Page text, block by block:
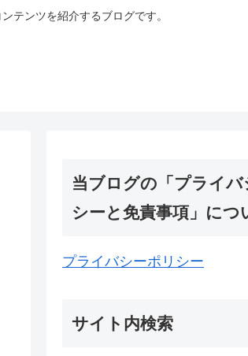
テンツを紹介するブログです。
当ブログの「プライバ
シーと免責事項」につ
プライバシーポリシー
サイト内検索